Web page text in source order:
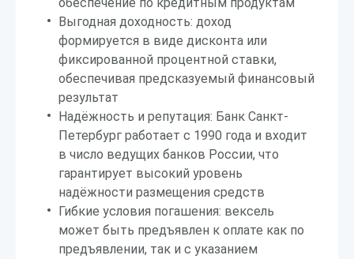
Выгодная доходность: доход
формируется в виде дисконта или
фиксированной процентной ставки,
обеспечивая предсказуемый финансовый
результат
Надёжность и репутация: Банк Санкт-
Петербург работает с 1990 года и входит
в число ведущих банков России, что
гарантирует высокий уровень
надёжности размещения средств
Гибкие условия погашения: вексель
может быть предъявлен к оплате как по
предъявлении, так и с указанием